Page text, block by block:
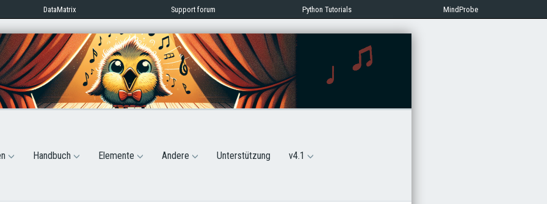
DataMatrix Support forum Python Tutorials MindProbe
Handbuch Elemente Andere Unterstützung v4.1